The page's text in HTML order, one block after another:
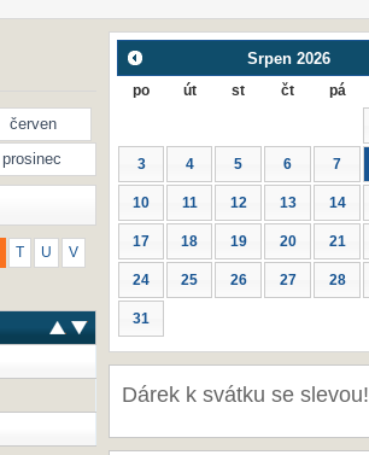
červen
prosinec
T U V
Srpen 2026
po út st čt pá
3 4 5 6 7
10 11 12 13 14
17 18 19 20 21
24 25 26 27 28
31
Dárek k svátku se slevou!